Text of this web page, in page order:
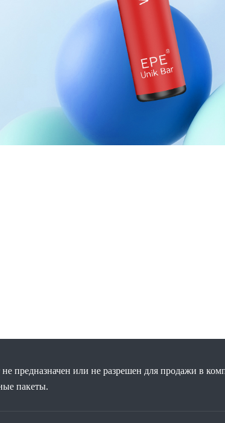
предназначен или не разрешен для продажи в
пакеты.